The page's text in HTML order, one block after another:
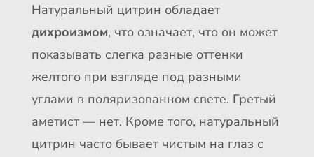
Натуральный цитрин обладает
дихроизмом, что означает, что он может
показывать слегка разные оттенки
желтого при взгляде под разными
углами в поляризованном свете. Гретый
аметист — нет. Кроме того, натуральный
цитрин часто бывает чистым на глаз с